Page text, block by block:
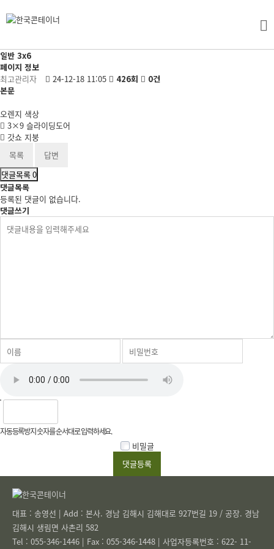
일반 3x6
페이지 정보
최고관리자
24-12-18 11:05 426회
0건
본문
오렌지 색상
3×9 슬라이딩도어
갓쇼 지붕
목록
답변
댓글목록0
댓글목록
등록된 댓글이 없습니다.
댓글쓰기
자동등록방지 숫자를 순서대로 입력하세요.
비밀글
대표 : 송영선 | Add : 본사. 경남 김해시 김해대로 927번길 19 / 공장. 경남
김해시 생림면 사촌리 582
Tel : 055-346-1446 | Fax : 055-346-1448 | 사업자등록번호 : 622- 11-